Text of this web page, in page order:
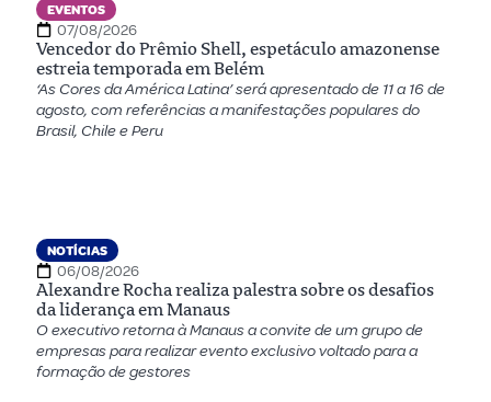
EVENTOS
07/08/2026
Vencedor do Prêmio Shell, espetáculo amazonense
estreia temporada em Belém
‘As Cores da América Latina’ será apresentado de 11 a 16 de
agosto, com referências a manifestações populares do
Brasil, Chile e Peru
NOTÍCIAS
06/08/2026
Alexandre Rocha realiza palestra sobre os desafios
da liderança em Manaus
O executivo retorna à Manaus a convite de um grupo de
empresas para realizar evento exclusivo voltado para a
formação de gestores